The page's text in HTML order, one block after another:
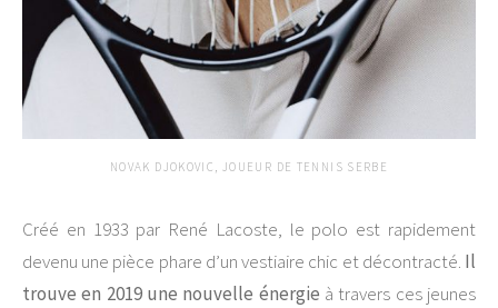
NOVAK DJOKOVIC, JOUEUR DE TENNIS SERBE
Créé en 1933 par René Lacoste, le polo est rapidement
devenu une pièce phare d’un vestiaire chic et décontracté. Il
trouve en 2019 une nouvelle énergie à travers ces jeunes